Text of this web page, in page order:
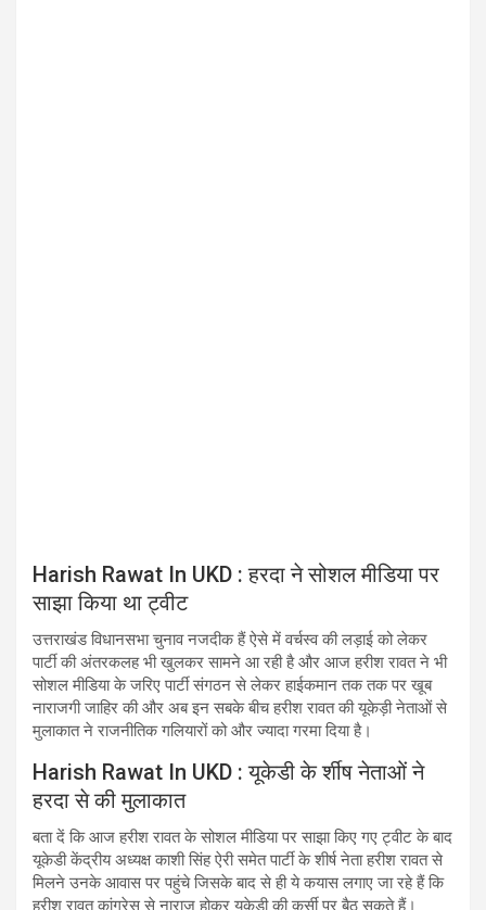
Harish Rawat In UKD : हरदा ने सोशल मीडिया पर
साझा किया था ट्वीट
उत्तराखंड विधानसभा चुनाव नजदीक हैं ऐसे में वर्चस्व की लड़ाई को लेकर
पार्टी की अंतरकलह भी खुलकर सामने आ रही है और आज हरीश रावत ने भी
सोशल मीडिया के जरिए पार्टी संगठन से लेकर हाईकमान तक तक पर खूब
नाराजगी जाहिर की और अब इन सबके बीच हरीश रावत की यूकेड़ी नेताओं से
मुलाकात ने राजनीतिक गलियारों को और ज्यादा गरमा दिया है।
Harish Rawat In UKD : यूकेडी के र्शीष नेताओं ने
हरदा से की मुलाकात
बता दें​ कि आज हरीश रावत के सोशल मीडिया पर साझा किए गए ट्वीट के बाद
यूकेडी केंद्रीय अध्यक्ष काशी सिंह ऐरी समेत पार्टी के शीर्ष नेता हरीश रावत से
मिलने उनके आवास पर पहुंचे जिसके बाद से ही ये कयास लगाए जा रहे हैं कि
हरीश रावत कांग्रेस से नाराज़ होकर यूकेडी की कुर्सी पर बैठ सकते हैं।